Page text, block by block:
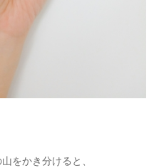
をかき分けると、